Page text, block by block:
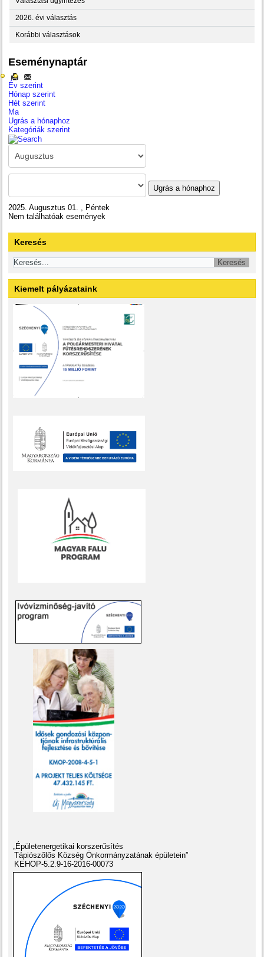
2026. évi választás
Korábbi választások
Eseménynaptár
Év szerint
Hónap szerint
Hét szerint
Ma
Ugrás a hónaphoz
Kategóriák szerint
Ugrás a hónaphoz
2025. Augusztus 01. , Péntek
Nem találhatóak események
Keresés
Kiemelt pályázataink
„Épületenergetikai korszerűsítés
Tápiószőlős Község Önkormányzatának épületein”
KEHOP-5.2.9-16-2016-00073